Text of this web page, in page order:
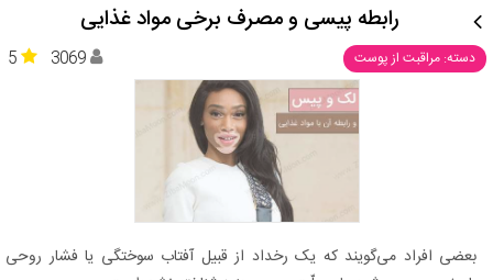
رابطه پیسی و مصرف برخی مواد غذایی
دسته: مراقبت از پوست 5 3069
بعضی افراد می‌گویند که یک رخداد از قبیل آفتاب سوختگی یا فشار روحی